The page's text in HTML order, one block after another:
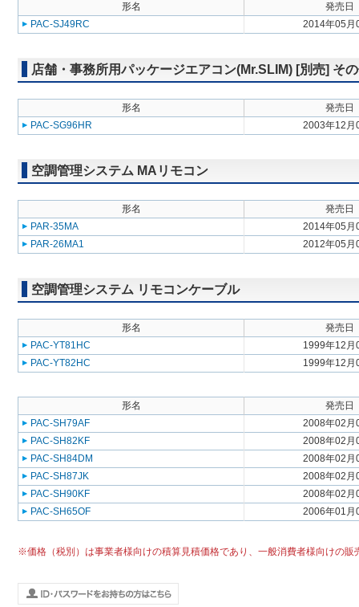
形名
発売日
PAC-SJ49RC
2014年05月
店舗・事務所用パッケージエアコン(Mr.SLIM) [別売] そ
形名
発売日
PAC-SG96HR
2003年12月
空調管理システム MAリモコン
形名
発売日
PAR-35MA
2014年05月
PAR-26MA1
2012年05月
空調管理システム リモコンケーブル
形名
発売日
PAC-YT81HC
1999年12月
PAC-YT82HC
1999年12月
形名
発売日
PAC-SH79AF
2008年02月
PAC-SH82KF
2008年02月
PAC-SH84DM
2008年02月
PAC-SH87JK
2008年02月
PAC-SH90KF
2008年02月
PAC-SH65OF
2006年01月
※価格（税別）は事業者様向けの積算見積価格であり、一般消費者様向けの販